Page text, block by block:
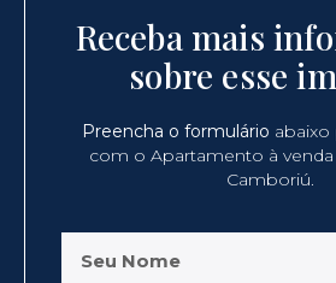
Receba mais
sobre esse
Preencha o formulário abaixo
com o Apartamento à
Camboriú.